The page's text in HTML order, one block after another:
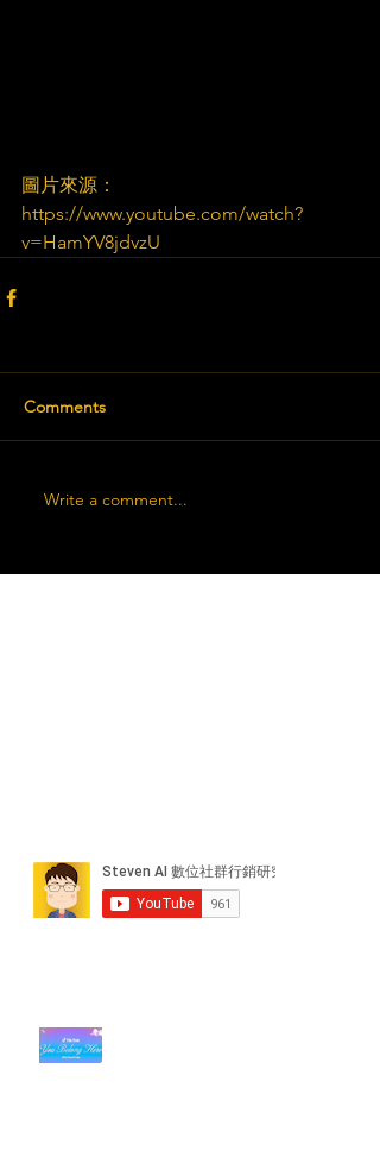
圖片來源：
https://www.youtube.com/watch?
v=HamYV8jdvzU​
Comments
Write a comment...